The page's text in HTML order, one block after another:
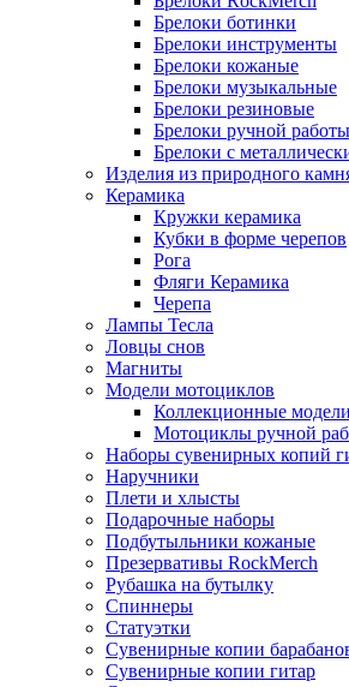
Брелоки ботинки
Брелоки инструменты
Брелоки кожаные
Брелоки музыкальные
Брелоки резиновые
Брелоки ручной работы
Брелоки с
Изделия из природного
Керамика
Кружки керамика
Кубки в форме черепов
Рога
Фляги Керамика
Черепа
Лампы Тесла
Ловцы снов
Магниты
Модели мотоциклов
Коллекционные
Мотоциклы ручной
Наборы сувенирных копий
Наручники
Плети и хлысты
Подарочные наборы
Подбутыльники кожаные
Презервативы RockMerch
Рубашка на бутылку
Спиннеры
Статуэтки
Сувенирные копии
Сувенирные копии гитар